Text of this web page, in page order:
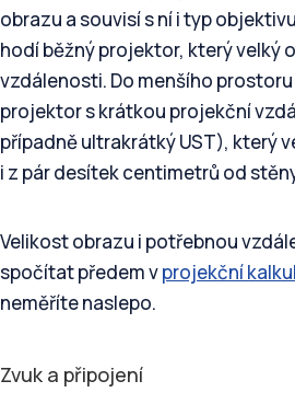
obrazu a souvisí s ní i typ
hodí běžný projektor, který velký
vzdálenosti. Do menšího
projektor s krátkou projekční
případně ultrakrátký UST), který
i z pár desítek centimetrů od
Velikost obrazu i potřebnou
spočítat předem vprojekční
neměříte naslepo.
Zvuk a připojení